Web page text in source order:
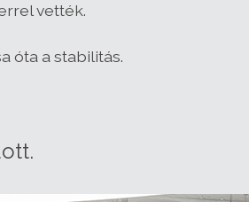
vették.
óta a stabilitás.